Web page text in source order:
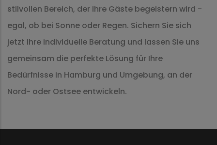
stilvollen Bereich, der Ihre Gäste begeistern wird -
egal, ob bei Sonne oder Regen. Sichern Sie sich
jetzt Ihre individuelle Beratung und lassen Sie uns
gemeinsam die perfekte Lösung für Ihre
Bedürfnisse in Hamburg und Umgebung, an der
Nord- oder Ostsee entwickeln.